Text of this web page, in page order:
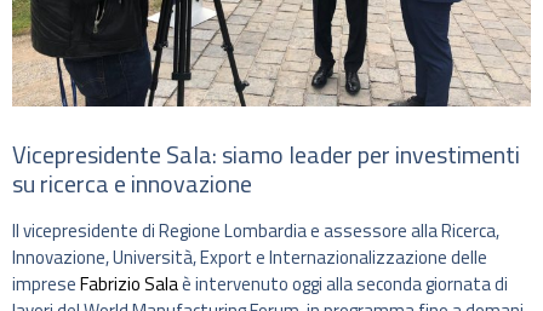
Vicepresidente Sala: siamo leader per investimenti
su ricerca e innovazione
Il vicepresidente di Regione Lombardia e assessore alla Ricerca,
Innovazione, Università, Export e Internazionalizzazione delle
impreseFabrizio Salaè intervenuto oggi alla seconda giornata di